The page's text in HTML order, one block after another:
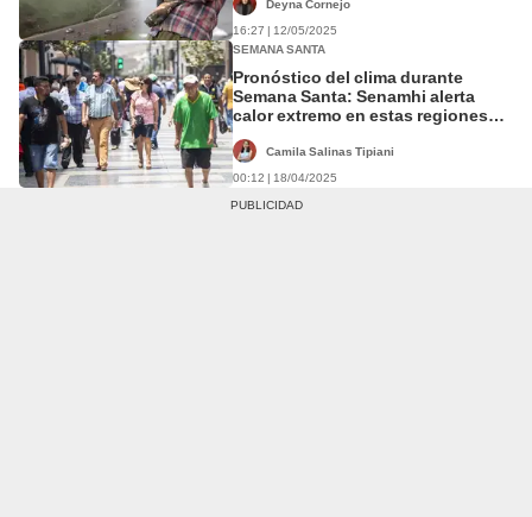
Deyna Cornejo
16:27 | 12/05/2025
SEMANA SANTA
Pronóstico del clima durante
Semana Santa: Senamhi alerta
calor extremo en estas regiones
Camila Salinas Tipiani
00:12 | 18/04/2025